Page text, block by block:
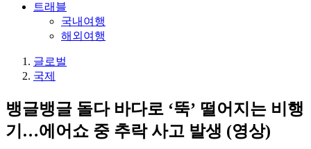
트래블
국내여행
해외여행
글로벌
국제
뱅글뱅글 돌다 바다로 ‘뚝’ 떨어지는 비행
기…에어쇼 중 추락 사고 발생 (영상)